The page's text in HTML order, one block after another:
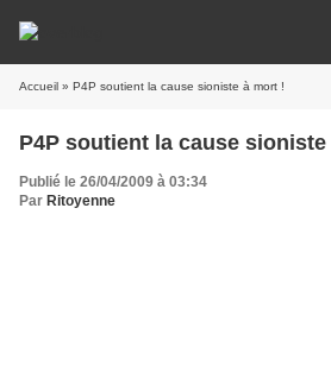
Accueil » P4P soutient la cause sioniste à mort !
P4P soutient la cause
Publié le 26/04/2009 à 03:34
Par Ritoyenne